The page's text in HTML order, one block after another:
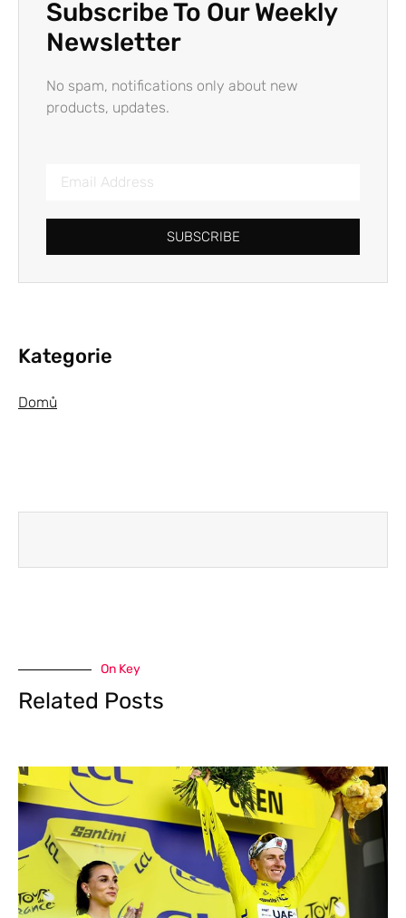
Subscribe To Our Weekly
Newsletter
No spam, notifications only about new
products, updates.
SUBSCRIBE
Kategorie
Domů
On Key
Related Posts